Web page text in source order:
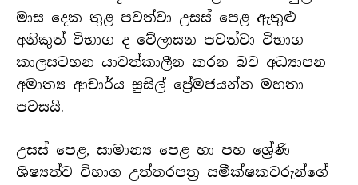
මාස දෙක තුළ පවත්වා උසස් පෙළ ඇතුළු
අනිකුත් විභාග ද වේලාසන පවත්වා විභාග
කාලසටහන යාවත්කාලීන කරන බව අධ්යාපන
අමාත් ය ආචාර්ය සුසිල් ප්රේමජයන්ත මහතා
පවසයි.
උසස් පෙළ, සාමාන් ය පෙළ හා පහ ශ්රේණි
ශිෂ්යත්ව විභාග උත්තරපත් ර සමීක්ෂකවරුන්ගේ